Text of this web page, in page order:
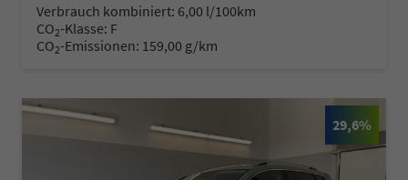
Verbrauch kombiniert: 6,00 l/100km
CO2-Klasse: F
CO2-Emissionen: 159,00 g/km
29,6%